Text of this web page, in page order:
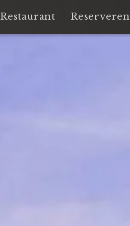
Restaurant Reserveren